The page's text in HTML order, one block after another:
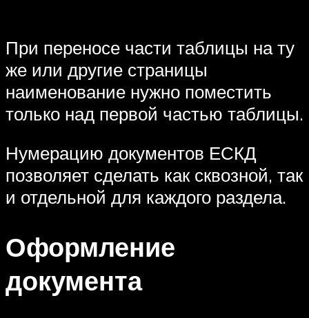
При переносе части таблицы на ту
же или другие страницы
наименование нужно поместить
только над первой частью таблицы.
Нумерацию документов ЕСКД
позволяет сделать как сквозной, так
и отдельной для каждого раздела.
Оформление
документа